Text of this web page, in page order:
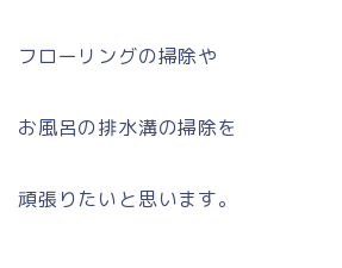
フローリングの掃除や
お風呂の排水溝の掃除を
頑張りたいと思います。